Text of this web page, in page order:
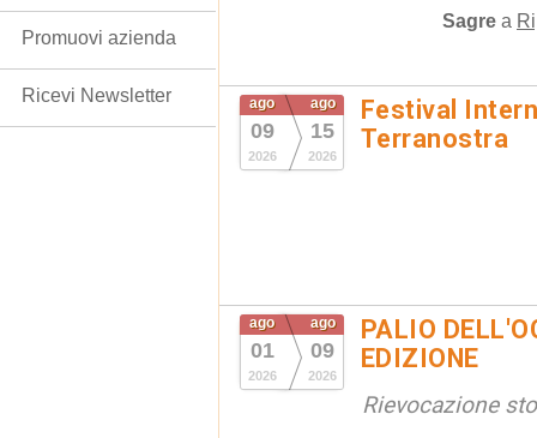
Sagre a
ago
09
2026
ago
15
2026
Festival
Terranostra
ago
01
2026
ago
09
2026
PALIO
EDIZIONE
Rievocazione
Promuovi azienda
Ricevi Newsletter